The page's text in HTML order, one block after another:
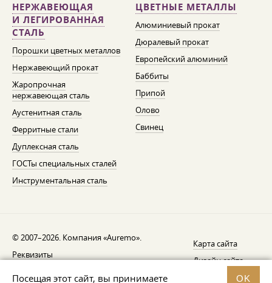
Посещая этот сайт, вы принимаете OK
НЕРЖАВЕЮЩАЯ
И ЛЕГИРОВАННАЯ
СТАЛЬ
Порошки цветных металлов
Нержавеющий прокат
Жаропрочная
нержавеющая сталь
Аустенитная сталь
Ферритные стали
Дуплексная сталь
ГОСТы специальных сталей
Инструментальная сталь
ЦВЕТНЫЕ МЕТАЛЛЫ
Алюминиевый прокат
Дюралевый прокат
Европейский алюминий
Баббиты
Припой
Олово
Свинец
© 2007–2026. Компания «Auremo».
Реквизиты
Карта сайта
Дизайн сайта —